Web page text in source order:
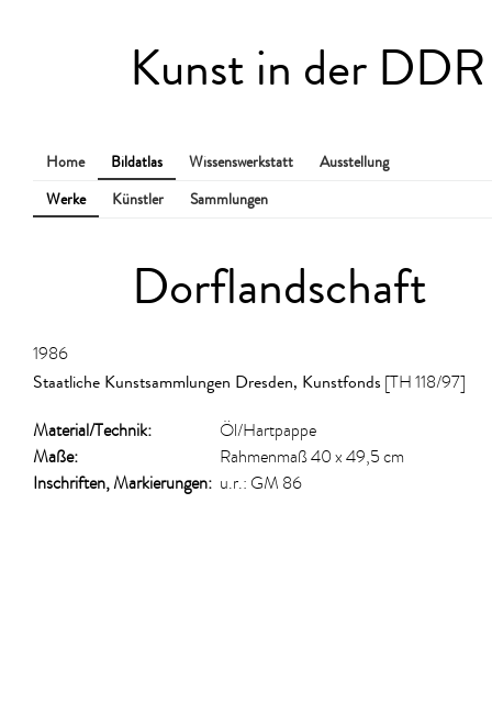
Kunst in der DDR
Home Bildatlas Wissenswerkstatt
Ausstellung
Werke
Künstler Sammlungen
Dorflandschaft
1986
Staatliche Kunstsammlungen Dresden, Kunstfonds [TH 118/97]
Material/​Technik:
Öl/Hartpappe
Maße:
Rahmenmaß 40 x 49,5 cm
Inschriften, Markierungen: u.r.: GM 86